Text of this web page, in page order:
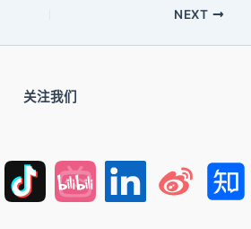
NEXT
关注我们